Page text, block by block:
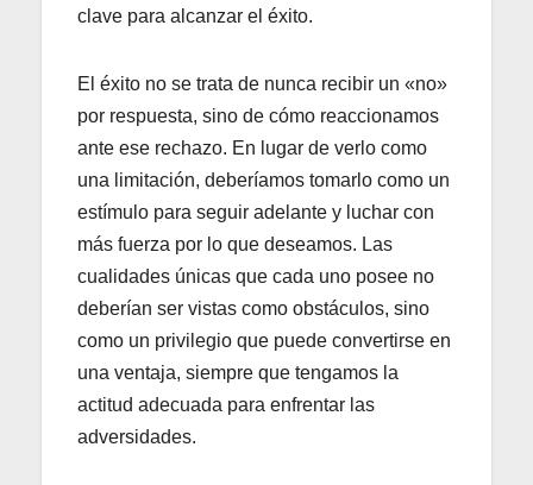
clave para alcanzar el éxito.
El éxito no se trata de nunca recibir un «no»
por respuesta, sino de cómo reaccionamos
ante ese rechazo. En lugar de verlo como
una limitación, deberíamos tomarlo como un
estímulo para seguir adelante y luchar con
más fuerza por lo que deseamos. Las
cualidades únicas que cada uno posee no
deberían ser vistas como obstáculos, sino
como un privilegio que puede convertirse en
una ventaja, siempre que tengamos la
actitud adecuada para enfrentar las
adversidades.